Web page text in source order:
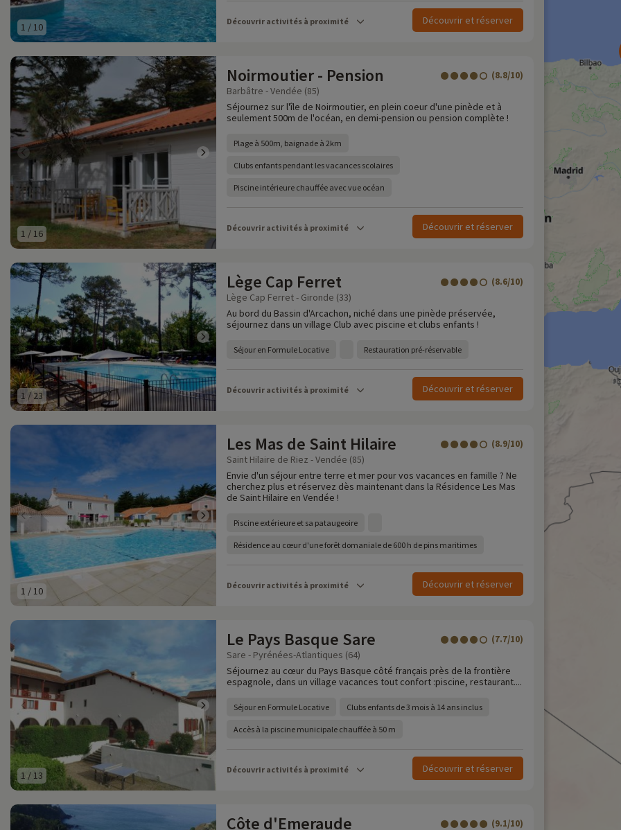
1 / 10 Découvrir activités à proximité Découvrir et réserver
1 / 16
Noirmoutier - Pension (8.8/10)
Barbâtre - Vendée (85)
Séjournez sur l'île de Noirmoutier, en plein coeur d'une pinède et à
seulement 500m de l'océan, en demi-pension ou pension complète !
Plage à 500m, baignade à 2km
Clubs enfants pendant les vacances scolaires
Piscine intérieure chauffée avec vue océan
Découvrir activités à proximité Découvrir et réserver
1 / 23
Lège Cap Ferret (8.6/10)
Lège Cap Ferret - Gironde (33)
Au bord du Bassin d'Arcachon, niché dans une pinède préservée,
séjournez dans un village Club avec piscine et clubs enfants !
Séjour en Formule Locative Restauration pré-réservable
Découvrir activités à proximité Découvrir et réserver
1 / 10
Les Mas de Saint Hilaire (8.9/10)
Saint Hilaire de Riez - Vendée (85)
Envie d'un séjour entre terre et mer pour vos vacances en famille ? Ne
cherchez plus et réservez dès maintenant dans la Résidence Les Mas
de Saint Hilaire en Vendée !
Piscine extérieure et sa pataugeoire
Résidence au cœur d'une forêt domaniale de 600 h de pins maritimes
Découvrir activités à proximité Découvrir et réserver
1 / 13
Le Pays Basque Sare (7.7/10)
Sare - Pyrénées-Atlantiques (64)
Séjournez au cœur du Pays Basque côté français près de la frontière
espagnole, dans un village vacances tout confort :piscine, restaurant....
Séjour en Formule Locative Clubs enfants de 3 mois à 14 ans inclus
Accès à la piscine municipale chauffée à 50 m
Découvrir activités à proximité Découvrir et réserver
Côte d'Emeraude (9.1/10)